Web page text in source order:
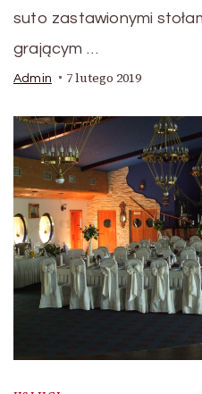
suto zastawionymi
grającym …
Admin 7 lutego 2019